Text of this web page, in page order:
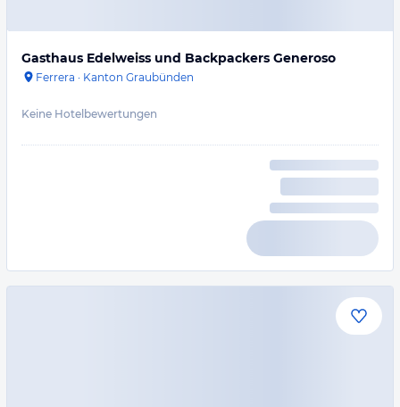
Gasthaus Edelweiss und Backpackers Generoso
Ferrera · Kanton Graubünden
Keine Hotelbewertungen